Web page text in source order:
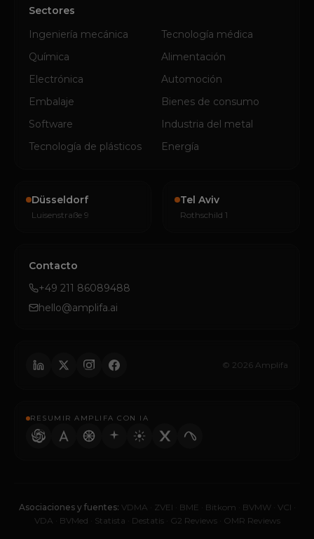
Sectores
Ingeniería mecánica
Tecnología médica
Química
Alimentación
Electrónica
Automoción
Embalaje
Bienes de consumo
Software
Industria del metal
Tecnología de plásticos
Energía
Düsseldorf
Luisenstraße 9
Tel Aviv
Rothschild 1
Contacto
+49 211 86089488
hello@amplifa.ai
© 2026 Amplifa
RESUMIR AMPLIFA CON IA
Asociaciones y fuentes: VDMA ZVEI BME Bitkom BVMW· VCI
VDA
BVMed Statista Destatis· G2 Reviews· OMR Reviews